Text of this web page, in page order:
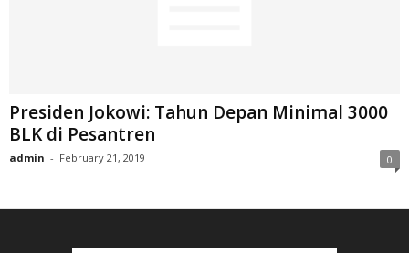
Presiden Jokowi: Tahun Depan Minimal 3000
BLK di Pesantren
admin - February 21, 2019 0